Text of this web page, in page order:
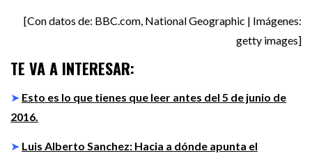
[Con datos de: BBC.com, National Geographic | Imágenes:
getty images]
TE VA A INTERESAR:
➤ Esto es lo que tienes que leer antes del 5 de junio de
2016.
➤ Luis Alberto Sanchez: Hacia a dónde apunta el